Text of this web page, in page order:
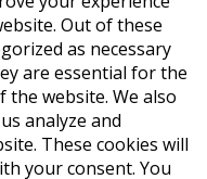
Out of these
as necessary
are essential for the
website. We also
analyze and
These cookies will
your consent. You